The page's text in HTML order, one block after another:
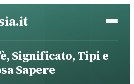
Significato, Tipi e
Sapere